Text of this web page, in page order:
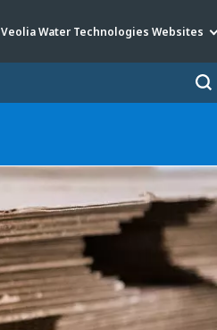
Veolia Water Technologies Websites